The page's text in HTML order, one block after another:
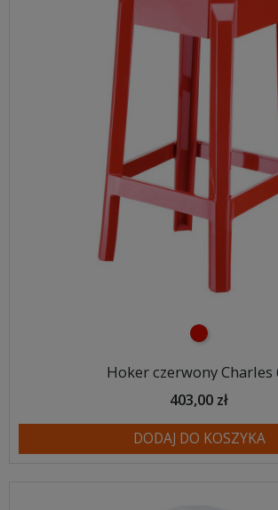
czerwony
Hoker czerwony Charles
403,00 zł
DODAJ DO KOSZYKA